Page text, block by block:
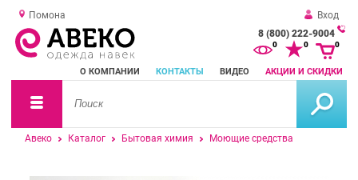
Помона
Вход
8 (800) 222-9004
О КОМПАНИИ КОНТАКТЫ ВИДЕО АКЦИИ И СКИДКИ
0 0 0
Авеко Каталог Бытовая химия Моющие средства